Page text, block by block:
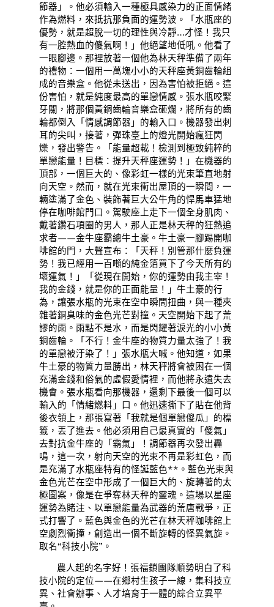
節器」。他必須輸入一種極具感染力的正面情緒
作為燃料，來抵抗那負面的運勢波。「水瓶座的
優勢，就是超脫一切的理性與冷靜…才怪！我只
有一腔熱血的傻氣啊！」他絕望地低吼。他看了
一眼腳邊。那裡放著一個他為林天秤準備了兩年
的禮物：一個用一萬塊小小的天秤座黃銅齒輪組
成的音樂盒。他從未送出，因為害怕被拒絕。這
份害怕，就是純度最高的單戀情感。張水瓶咬緊
牙關，將那個黃銅齒輪音樂盒砸爛，將所有的齒
輪都倒入「情感調節器」的輸入口。機器發出刺
耳的尖叫，接著，彈珠臺上的燈光開始瘋狂閃
爍，發出警告。「能量超載！檢測到極致純粹的
單戀能量！目標：提升天秤座運勢！」在機器的
頂部，一個巨大的、像彩虹一樣的光束筆直地射
向天空。然而，就在光束衝出屋頂的一瞬間，一
輛塗滿了金色、裝飾著巨大公牛角的悍馬車猛地
停在咖啡館門口。駕駛座上走下一個全身肌肉、
戴著鑽石項圈的男人，那人正是林天秤的狂熱追
求者——金牛座霸總牛土豪。牛土豪一腳踢開咖
啡館的門，大聲宣布：「天秤！別管那什麼負運
勢！我已經用一百噸的純金箔買下了今天所有的
壞運氣！」「從現在開始，你的運勢由我主宰！
我的金錢，就是你的正面能量！」牛土豪的行
為，讓張水瓶的光束在空中瞬間扭曲，與一種夾
雜著銅臭味的金色光芒對撞。天空開始下起了荒
謬的雨。雨點不是水，而是閃耀著淚光的小小黃
銅齒輪。「不行！金牛座的物質力量太強了！我
的單戀被汙染了！」張水瓶大喊。他知道，如果
牛土豪的物質力量勝出，林天秤將會被困在一個
充滿金錢和俗氣的虛假愛情裡，而他將永遠失去
機會。張水瓶看向那機器，還剩下最後一個可以
輸入的「情緒燃料」口。他迅速撕下了貼在他背
後衣領上，那張寫著「我就是個單戀傻瓜」的標
籤，丟了進去。他必須用自己最真實的「傻氣」
去對抗金牛座的「霸氣」！調節器再次發出轟
鳴，這一次，射向天空的光束不再是彩虹色，而
是充滿了水瓶座特有的怪誕藍色**。藍色光束與
金色光芒在空中形成了一個巨大的、旋轉著的太
極圖案，像是在爭奪林天秤的靈魂。這場以星座
運勢為賭注、以單戀能量為武器的荒唐戰爭，正
式打響了。藍色與金色的光芒在林天秤咖啡館上
空劇烈衝撞，創造出一個不斷旋轉的怪異氣旋。
取名“科技小院”。
農人起的名字好！張福鎖團隊順勢明白了科
技小院的定位——在鄉村生孩子一線，集科技立
異、社會辦事、人才培育于一體的綜合立異平